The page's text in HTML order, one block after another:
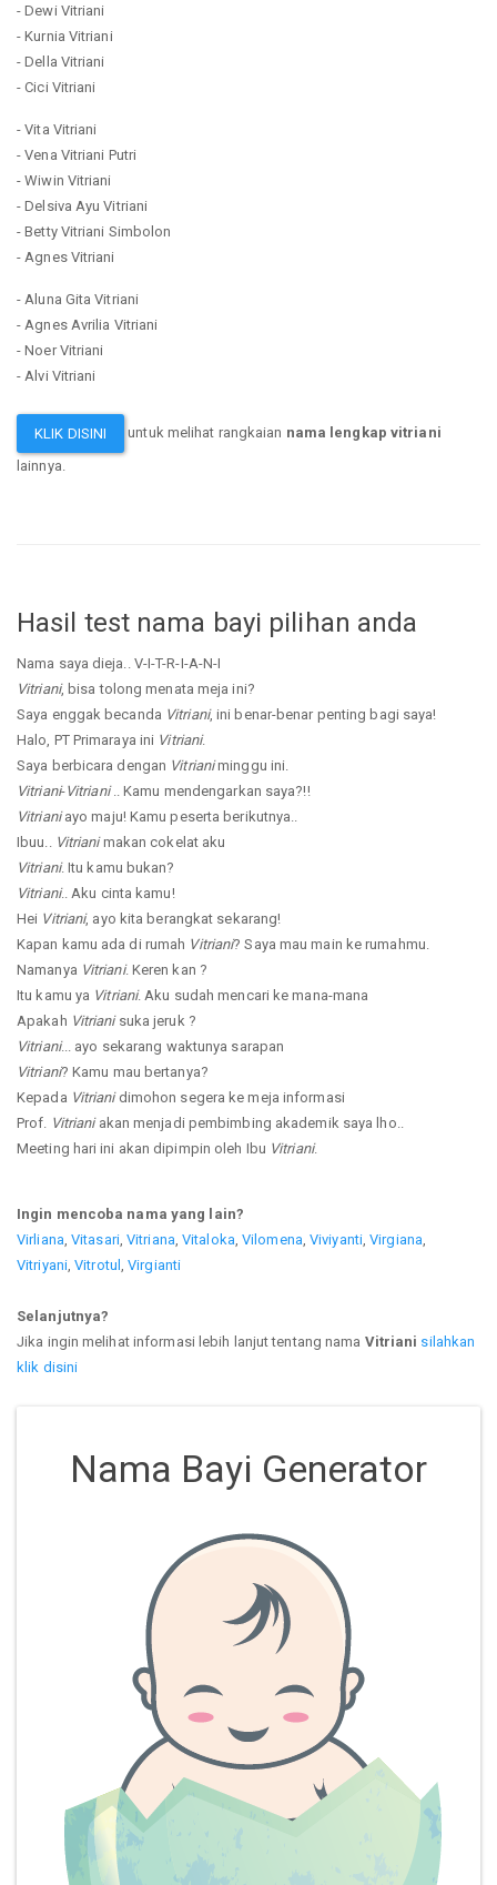
- Dewi Vitriani
- Kurnia Vitriani
- Della Vitriani
- Cici Vitriani
- Vita Vitriani
- Vena Vitriani Putri
- Wiwin Vitriani
- Delsiva Ayu Vitriani
- Betty Vitriani Simbolon
- Agnes Vitriani
- Aluna Gita Vitriani
- Agnes Avrilia Vitriani
- Noer Vitriani
- Alvi Vitriani
KLIK DISINI untuk melihat rangkaian nama lengkap vitriani
lainnya.
Hasil test nama bayi pilihan anda
Nama saya dieja.. V-I-T-R-I-A-N-I
Vitriani, bisa tolong menata meja ini?
Saya enggak becanda Vitriani, ini benar-benar penting bagi saya!
Halo, PT Primaraya ini Vitriani.
Saya berbicara dengan Vitrianiminggu ini.
Vitriani-Vitriani.. Kamu mendengarkan saya?!!
Vitrianiayo maju! Kamu peserta berikutnya..
Ibuu..
Vitrianimakan cokelat aku
Vitriani. Itu kamu bukan?
Vitriani.. Aku cinta kamu!
Hei Vitriani, ayo kita berangkat sekarang!
Kapan kamu ada di rumah Vitriani? Saya mau main ke rumahmu.
Namanya Vitriani. Keren kan ?
Itu kamu ya Vitriani. Aku sudah mencari ke mana-mana
Apakah Vitrianisuka jeruk ?
Vitriani... ayo sekarang waktunya sarapan
Vitriani? Kamu mau bertanya?
Kepada Vitrianidimohon segera ke meja informasi
Prof. Vitrianiakan menjadi pembimbing akademik saya lho..
Meeting hari ini akan dipimpin oleh Ibu Vitriani.
Ingin mencoba nama yang lain?
Virliana ,Vitasari,Vitriana ,Vitaloka ,Vilomena ,Viviyanti,Virgiana
Vitriyani,Vitrotul ,Virgianti
Selanjutnya?
Jika ingin melihat informasi lebih lanjut tentang nama Vitriani silahkan
klik disini
Nama Bayi Generator